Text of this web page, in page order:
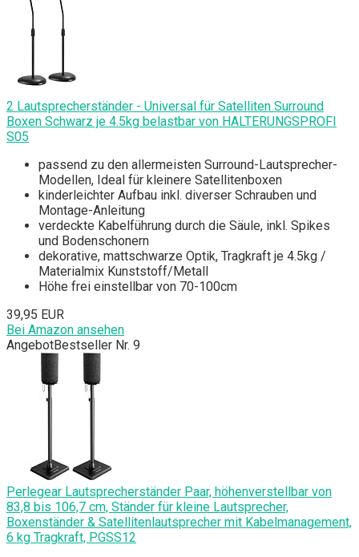
2 Lautsprecherständer - Universal für Satelliten Surround
Boxen Schwarz je 4.5kg belastbar von HALTERUNGSPROFI
S05
passend zu den allermeisten Surround-Lautsprecher-
Modellen, Ideal für kleinere Satellitenboxen
kinderleichter Aufbau inkl. diverser Schrauben und
Montage-Anleitung
verdeckte Kabelführung durch die Säule, inkl. Spikes
und Bodenschonern
dekorative, mattschwarze Optik, Tragkraft je 4.5kg /
Materialmix Kunststoff/Metall
Höhe frei einstellbar von 70-100cm
39,95 EUR
Bei Amazon ansehen
AngebotBestseller Nr. 9
Perlegear Lautsprecherständer Paar, höhenverstellbar von
83,8 bis 106,7 cm, Ständer für kleine Lautsprecher,
Boxenständer & Satellitenlautsprecher mit Kabelmanagement,
6 kg Tragkraft, PGSS12